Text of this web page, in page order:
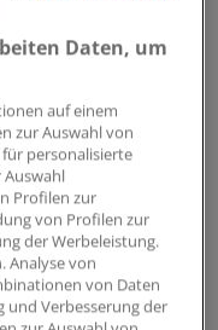
des
Medizin für den
von einem
Mittelpunkt gestellt,
in seinem
psychischen und
untrennbar
eine ganzheitliche
Medizin oft
Daten, um
auf einem
zur Auswahl von
personalisierte
Profilen zur
von Profilen zur
der Werbeleistung.
Analyse von
von Daten
und Verbesserung der